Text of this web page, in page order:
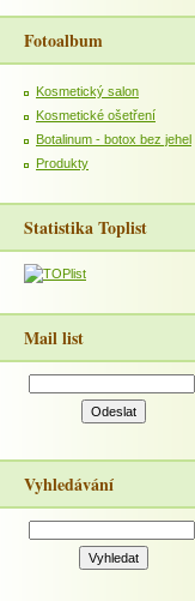
Fotoalbum
Kosmetický salon
Kosmetické ošetření
Botalinum - botox bez jehel
Produkty
Statistika Toplist
Mail list
Vyhledávání